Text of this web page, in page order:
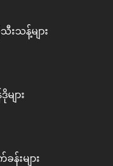
းသန့်များ
ျား
းများ